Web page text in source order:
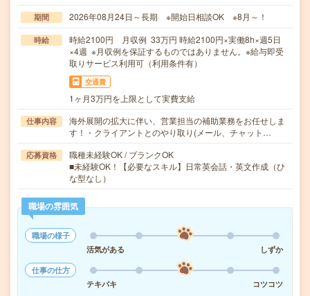
期間 2026年08月24日～長期 ※開始日相談OK ※8月～！
時給
時給2100円 月収例 33万円 時給2100円×実働8h×週5日
×4週 ※月収例を保証するものではありません。※給与即受
取りサービス利用可（利用条件有）
交通費
1ヶ月3万円を上限として実費支給
仕事内容
海外展開の拡大に伴い、営業担当の補助業務をお任せしま
す！・クライアントとのやり取り(メール、チャット…
応募資格
職種未経験OK / ブランクOK
■未経験OK！【必要なスキル】日常英会話・英文作成（ひ
な型なし）
職場の雰囲気
職場の様子
活気がある
しずか
仕事の仕方
テキパキ
コツコツ